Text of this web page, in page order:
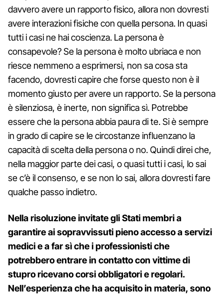
davvero avere un rapporto fisico, allora non dovresti
avere interazioni fisiche con quella persona. In quasi
tutti i casi ne hai coscienza. La persona è
consapevole? Se la persona è molto ubriaca e non
riesce nemmeno a esprimersi, non sa cosa sta
facendo, dovresti capire che forse questo non è il
momento giusto per avere un rapporto. Se la persona
è silenziosa, è inerte, non significa sì. Potrebbe
essere che la persona abbia paura di te. Si è sempre
in grado di capire se le circostanze influenzano la
capacità di scelta della persona o no. Quindi direi che,
nella maggior parte dei casi, o quasi tutti i casi, lo sai
se c’è il consenso, e se non lo sai, allora dovresti fare
qualche passo indietro.
Nella risoluzione invitate gli Stati membri a
garantire ai sopravvissuti pieno accesso a servizi
medici e a far sì che i professionisti che
potrebbero entrare in contatto con vittime di
stupro ricevano corsi obbligatori e regolari.
Nell’esperienza che ha acquisito in materia, sono